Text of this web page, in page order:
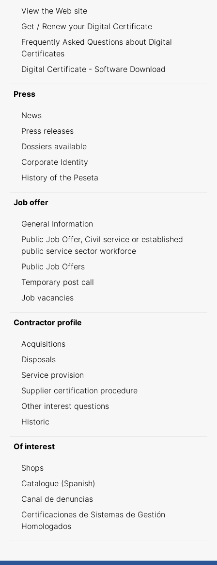
View the Web site
Get / Renew your Digital Certificate
Frequently Asked Questions about Digital
Certificates
Digital Certificate - Software Download
Press
News
Press releases
Dossiers available
Corporate Identity
History of the Peseta
Job offer
General Information
Public Job Offer, Civil service or established
public service sector workforce
Public Job Offers
Temporary post call
Job vacancies
Contractor profile
Acquisitions
Disposals
Service provision
Supplier certification procedure
Other interest questions
Historic
Of interest
Shops
Catalogue (Spanish)
Canal de denuncias
Certificaciones de Sistemas de Gestión
Homologados